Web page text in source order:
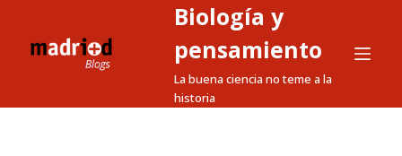
a
Biología y
pensamiento
La buena ciencia no teme a la
historia